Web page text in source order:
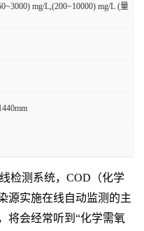
mg/L,(200~10000) mg/L (量
检测系统，COD（化学
源实施在线自动监测的主
将会经常听到“化学需氧